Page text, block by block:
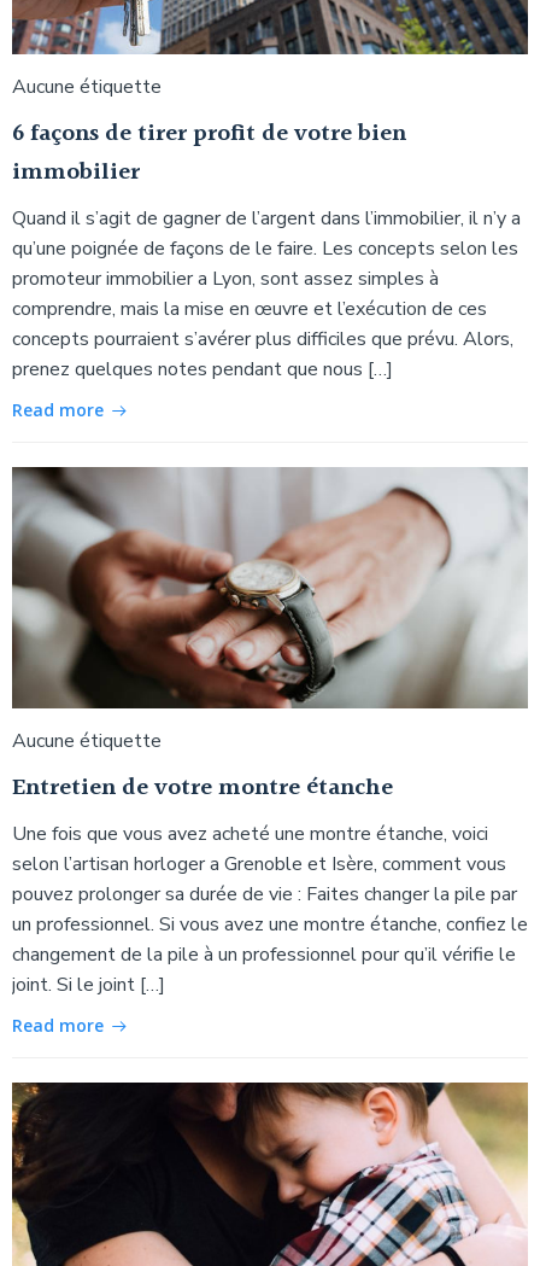
Aucune étiquette
6 façons de tirer profit de votre bien
immobilier
Quand il s’agit de gagner de l’argent dans l’immobilier, il n’y a
qu’une poignée de façons de le faire. Les concepts selon les
promoteur immobilier a Lyon, sont assez simples à
comprendre, mais la mise en œuvre et l’exécution de ces
concepts pourraient s’avérer plus difficiles que prévu. Alors,
prenez quelques notes pendant que nous […]
Read more
Aucune étiquette
Entretien de votre montre étanche
Une fois que vous avez acheté une montre étanche, voici
selon l’artisan horloger a Grenoble et Isère, comment vous
pouvez prolonger sa durée de vie : Faites changer la pile par
un professionnel. Si vous avez une montre étanche, confiez le
changement de la pile à un professionnel pour qu’il vérifie le
joint. Si le joint […]
Read more